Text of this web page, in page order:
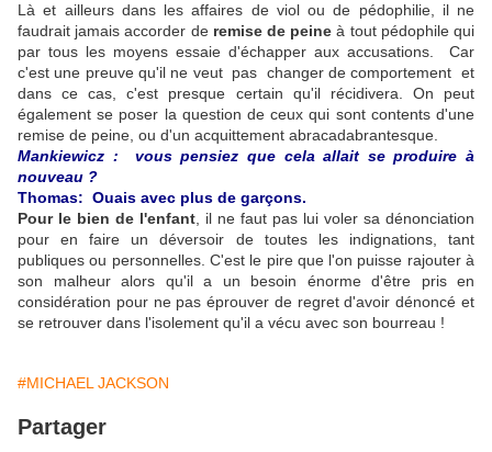
Là et ailleurs dans les affaires de viol ou de pédophilie, il ne
faudrait jamais accorder de remise de peine à tout pédophile qui
par tous les moyens essaie d'échapper aux accusations. Car
c'est une preuve qu'il ne veut pas changer de comportement et
dans ce cas, c'est presque certain qu'il récidivera. On peut
également se poser la question de ceux qui sont contents d'une
remise de peine, ou d'un acquittement abracadabrantesque.
Mankiewicz : vous pensiez que cela allait se produire à
nouveau ?
Thomas: Ouais avec plus de garçons.
Pour le bien de l'enfant , il ne faut pas lui voler sa dénonciation
pour en faire un déversoir de toutes les indignations, tant
publiques ou personnelles. C'est le pire que l'on puisse rajouter à
son malheur alors qu'il a un besoin énorme d'être pris en
considération pour ne pas éprouver de regret d'avoir dénoncé et
se retrouver dans l'isolement qu'il a vécu avec son bourreau !
#MICHAEL JACKSON
Partager